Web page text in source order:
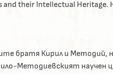
and their Intellectual Heritage.
братя Кирил и Методий,
Методиевският научен